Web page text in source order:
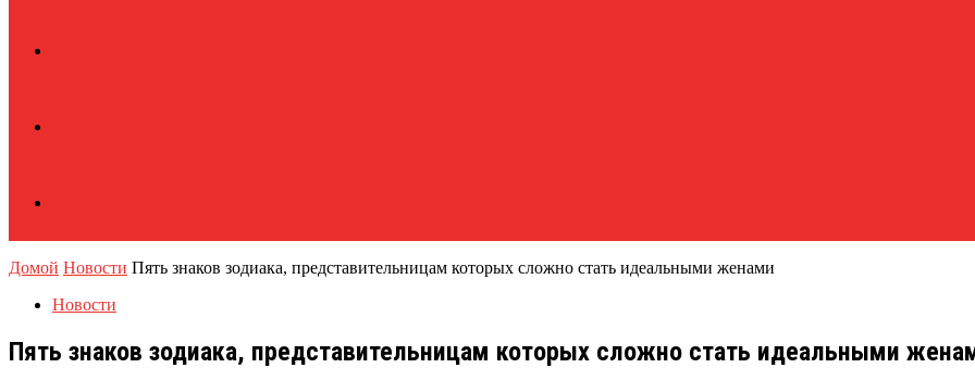
Домой Новости Пять знаков зодиака, представительницам которых сложно стать идеальными женами
Новости
Пять знаков зодиака, представительницам которых сложно стать идеальными